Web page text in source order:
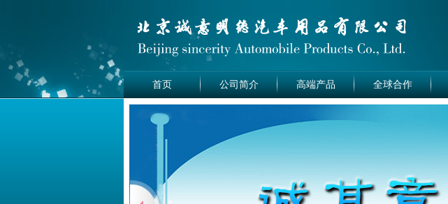
首页 公司简介 高端产品 全球合作